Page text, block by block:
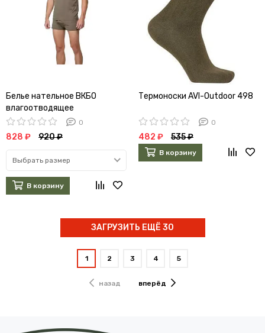
Белье нательное ВКБО
влагоотводящее
укороченное
0
828 ₽ 920 ₽
Выбрать размер
В корзину
Термоноски AVI-Outdoor 498
0
482 ₽ 535 ₽
В корзину
ЗАГРУЗИТЬ ЕЩЁ 30
назад
1 2 3 4 5
вперёд